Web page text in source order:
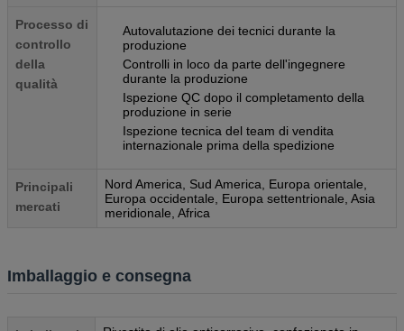
Processo di
controllo
della
qualità
Autovalutazione dei tecnici durante la
produzione
Controlli in loco da parte dell'ingegnere
durante la produzione
Ispezione QC dopo il completamento della
produzione in serie
Ispezione tecnica del team di vendita
internazionale prima della spedizione
Principali
mercati
Nord America, Sud America, Europa orientale,
Europa occidentale, Europa settentrionale, Asia
meridionale, Africa
Imballaggio e consegna